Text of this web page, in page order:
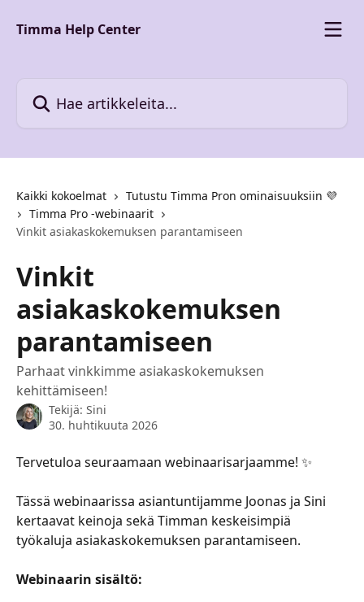
Timma Help Center
Kaikki kokoelmat
Tutustu Timma Pron ominaisuuksiin 💜
Timma Pro -webinaarit
Vinkit asiakaskokemuksen parantamiseen
Vinkit
asiakaskokemuksen
parantamiseen
Parhaat vinkkimme asiakaskokemuksen
kehittämiseen!
Tekijä: Sini
30. huhtikuuta 2026
Tervetuloa seuraamaan webinaarisarjaamme! ✨
Tässä webinaarissa asiantuntijamme Joonas ja Sini
kertaavat keinoja sekä Timman keskeisimpiä
työkaluja asiakaskokemuksen parantamiseen.
Webinaarin sisältö: